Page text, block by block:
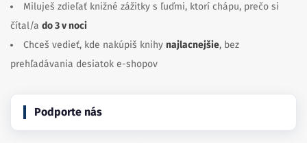
Miluješ zdieľať knižné zážitky s ľuďmi, ktorí chápu, prečo si
čítal/a do 3 v noci
Chceš vedieť, kde nakúpiš knihy najlacnejšie, bez
prehľadávania desiatok e-shopov
Podporte nás